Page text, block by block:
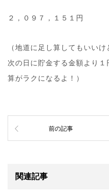
２，０９７，１５１円
（地道に足し算してもいい
次の日に貯金する金額より
算がラクになるよ！）
前の記事
関連記事